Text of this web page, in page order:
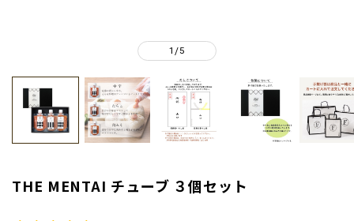
1 /5
THE MENTAI チューブ ３個セット